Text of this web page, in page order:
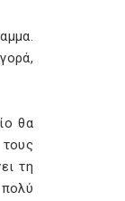
θα
τη